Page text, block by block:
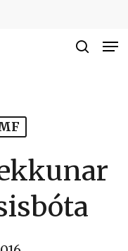
Close